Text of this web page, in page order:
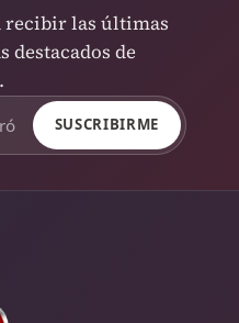
recibir las últimas
destacados de
SUSCRIBIRME